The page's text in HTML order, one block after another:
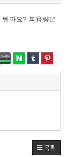
까요? 복용량은
목록